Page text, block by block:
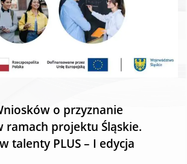
o przyznanie
ramach projektu Śląskie.
talenty PLUS – I edycja